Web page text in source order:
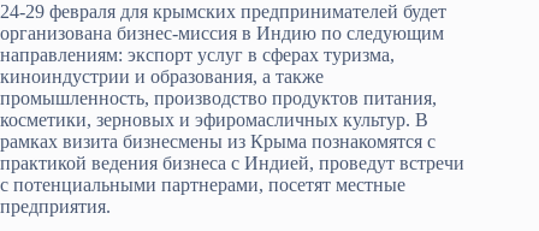
24-29 февраля для крымских предпринимателей будет
организована бизнес-миссия в Индию по следующим
направлениям: экспорт услуг в сферах туризма,
киноиндустрии и образования, а также
промышленность, производство продуктов питания,
косметики, зерновых и эфиромасличных культур. В
рамках визита бизнесмены из Крыма познакомятся с
практикой ведения бизнеса с Индией, проведут встречи
с потенциальными партнерами, посетят местные
предприятия.